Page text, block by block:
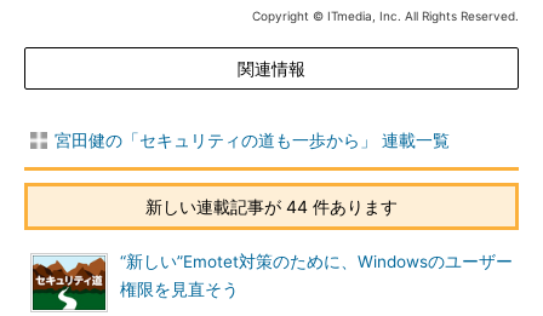
Copyright © ITmedia, Inc. All Rights Reserved.
関連情報
宮田健の「セキュリティの道も一歩から」 連載一覧
新しい連載記事が 44 件あります
“新しい”Emotet対策のために、Windowsのユーザー
権限を見直そう